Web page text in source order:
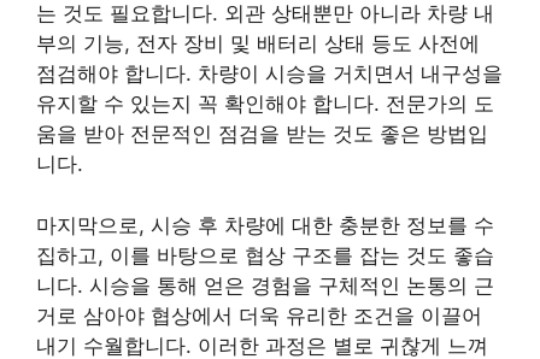
는 것도 필요합니다. 외관 상태뿐만 아니라 차량 내
부의 기능, 전자 장비 및 배터리 상태 등도 사전에
점검해야 합니다. 차량이 시승을 거치면서 내구성을
유지할 수 있는지 꼭 확인해야 합니다. 전문가의 도
움을 받아 전문적인 점검을 받는 것도 좋은 방법입
니다.
마지막으로, 시승 후 차량에 대한 충분한 정보를 수
집하고, 이를 바탕으로 협상 구조를 잡는 것도 좋습
니다. 시승을 통해 얻은 경험을 구체적인 논통의 근
거로 삼아야 협상에서 더욱 유리한 조건을 이끌어
내기 수월합니다. 이러한 과정은 별로 귀찮게 느껴